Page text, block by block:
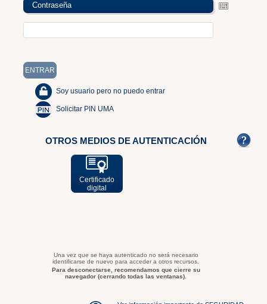
Contraseña
Soy usuario pero no puedo entrar
Solicitar PIN UMA
OTROS MEDIOS DE AUTENTICACIÓN
Certificado
digital
Una vez que se haya autenticado no será necesario
identificarse de nuevo para acceder a otros recursos.
Para desconectarse, recomendamos que cierre su
navegador (cerrando todas las ventanas).